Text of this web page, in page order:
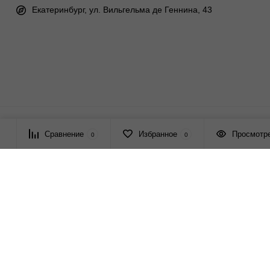
Екатеринбург, ул. Вильгельма де Геннина, 43
© 2026 ПАСМА - универсальный поставщик товаров для
Сравнение 0 Избранное 0